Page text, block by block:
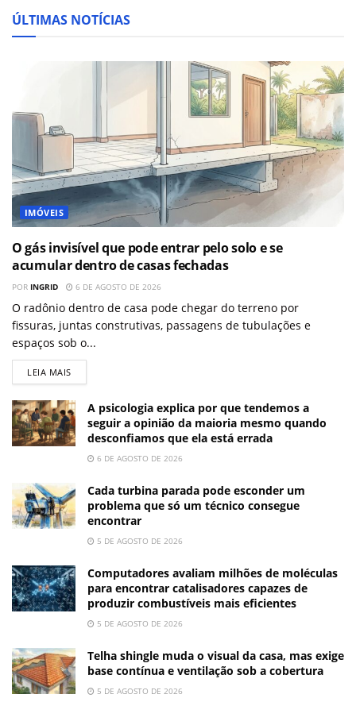
ÚLTIMAS NOTÍCIAS
IMÓVEIS
O gás invisível que pode entrar pelo solo e se
acumular dentro de casas fechadas
POR INGRID 6 DE AGOSTO DE 2026
O radônio dentro de casa pode chegar do terreno por
fissuras, juntas construtivas, passagens de tubulações e
espaços sob o...
LEIA MAIS
A psicologia explica por que tendemos a
seguir a opinião da maioria mesmo quando
desconfiamos que ela está errada
6 DE AGOSTO DE 2026
Cada turbina parada pode esconder um
problema que só um técnico consegue
encontrar
5 DE AGOSTO DE 2026
Computadores avaliam milhões de moléculas
para encontrar catalisadores capazes de
produzir combustíveis mais eficientes
5 DE AGOSTO DE 2026
Telha shingle muda o visual da casa, mas exige
base contínua e ventilação sob a cobertura
5 DE AGOSTO DE 2026